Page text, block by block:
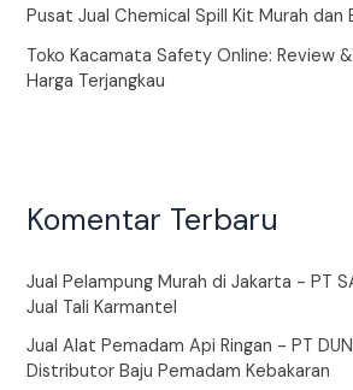
Pusat Jual Chemical Spill Kit Murah
Toko Kacamata Safety Online: Review
Harga Terjangkau
Komentar Terbaru
Jual Pelampung Murah di Jakarta - PT
Jual Tali Karmantel
Jual Alat Pemadam Api Ringan - PT
Distributor Baju Pemadam Kebakaran